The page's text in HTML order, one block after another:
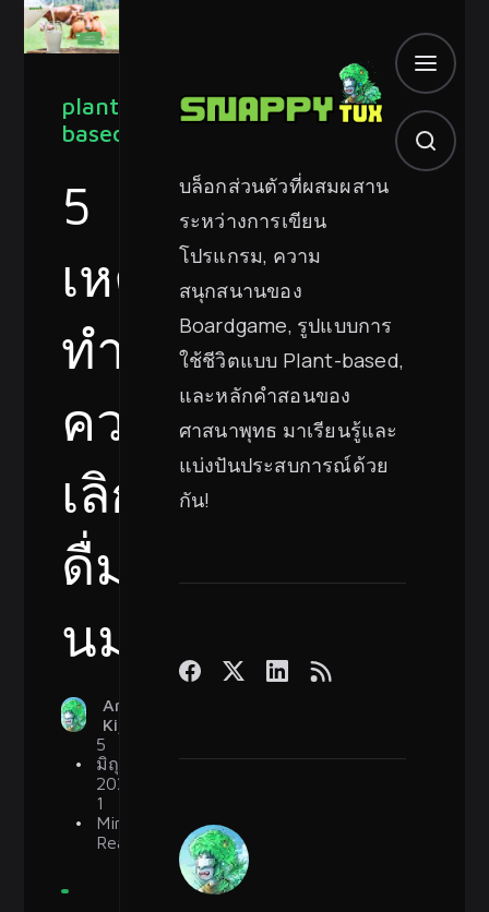
plant-
based
5
เหตุผล
ทำไม
ควร
เลิก
ดื่ม
นมวัว
Arnon
Kijlerdphon
5
มิถุนายน
2023
1
Min
Read
บล็อกส่วนตัวที่ผสมผสาน
ระหว่างการเขียน
โปรแกรม, ความ
สนุกสนานของ
Boardgame, รูปแบบการ
ใช้ชีวิตแบบ Plant-based,
และหลักคำสอนของ
ศาสนาพุทธ มาเรียนรู้และ
แบ่งปันประสบการณ์ด้วย
กัน!